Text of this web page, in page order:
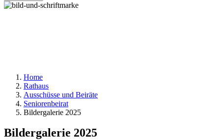
Home
Rathaus
Ausschüsse und Beiräte
Seniorenbeirat
Bildergalerie 2025
Bildergalerie 2025